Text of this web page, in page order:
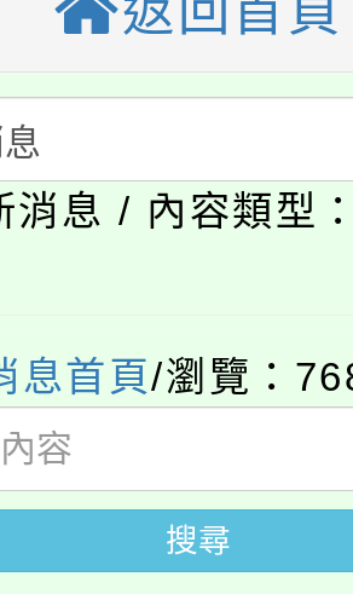
惠，詳情可洽有
增能研習
研習
生活教案入校路
食農教育專業人
祭」8/29、30在
。
至27日，桃園電
桃園市運動會8/
及游泳池舉行。
低收入戶享有免
惠，中低收入戶
造教育及科技
返回首頁
息 / 內容類型
息首頁/瀏覽：
搜尋